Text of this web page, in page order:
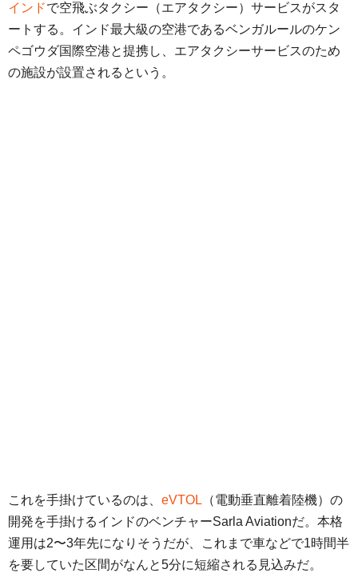
インドで空飛ぶタクシー（エアタクシー）サービスがスタ
ートする。インド最大級の空港であるベンガルールのケン
ペゴウダ国際空港と提携し、エアタクシーサービスのため
の施設が設置されるという。
これを手掛けているのは、 eVTOL （電動垂直離着陸機）の
開発を手掛けるインドのベンチャーSarla Aviationだ。本格
運用は2〜3年先になりそうだが、これまで車などで1時間半
を要していた区間がなんと5分に短縮される見込みだ。